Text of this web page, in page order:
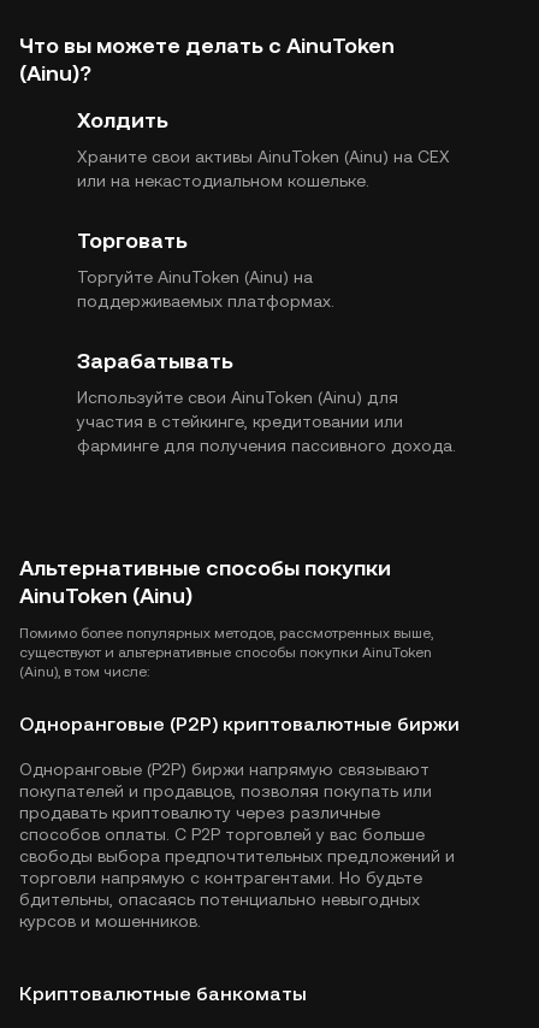
Что вы можете делать с AinuToken
(Ainu)?
Холдить
Храните свои активы AinuToken (Ainu) на CEX
или на некастодиальном кошельке.
Торговать
Торгуйте AinuToken (Ainu) на
поддерживаемых платформах.
Зарабатывать
Используйте свои AinuToken (Ainu) для
участия в стейкинге, кредитовании или
фарминге для получения пассивного дохода.
Альтернативные способы покупки
AinuToken (Ainu)
Помимо более популярных методов, рассмотренных выше,
существуют и альтернативные способы покупки AinuToken
(Ainu), в том числе:
Одноранговые (P2P) криптовалютные биржи
Одноранговые (P2P) биржи напрямую связывают
покупателей и продавцов, позволяя покупать или
продавать криптовалюту через различные
способов оплаты. С P2P торговлей у вас больше
свободы выбора предпочтительных предложений и
торговли напрямую с контрагентами. Но будьте
бдительны, опасаясь потенциально невыгодных
курсов и мошенников.
Криптовалютные банкоматы